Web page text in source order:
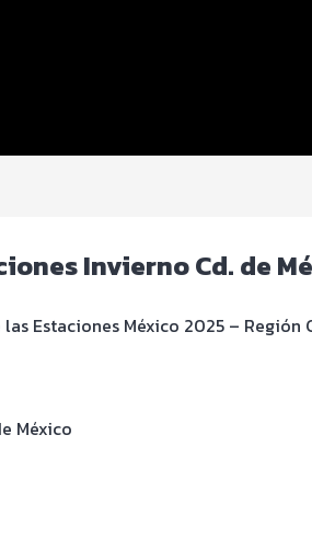
Invierno Cd. de
Estaciones México 2025 –
México